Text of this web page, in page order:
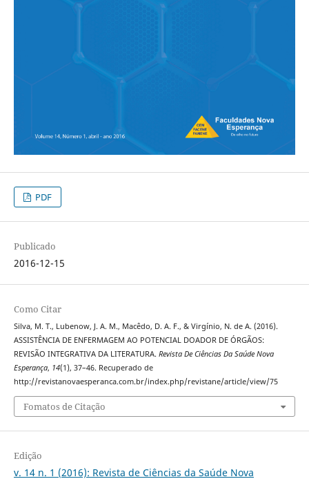
PDF
Publicado
2016-12-15
Como Citar
Silva, M. T., Lubenow, J. A. M., Macêdo, D. A. F., & Virgínio, N. de A. (2016).
ASSISTÊNCIA DE ENFERMAGEM AO POTENCIAL DOADOR DE ÓRGÃOS:
REVISÃO INTEGRATIVA DA LITERATURA. Revista De Ciências Da Saúde Nova
Esperança, 14(1), 37–46. Recuperado de
http://revistanovaesperanca.com.br/index.php/revistane/article/view/75
Fomatos de Citação
Edição
v. 14 n. 1 (2016): Revista de Ciências da Saúde Nova